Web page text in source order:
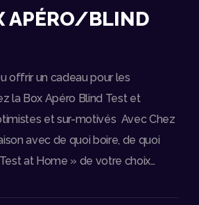
APÉRO/BLIND
offrir un cadeau pour les
la Box Apéro Blind Test et
et sur-motivés Avec Chez
avec de quoi boire, de quoi
at Home » de votre choix…